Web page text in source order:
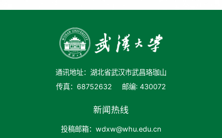
通讯地址：湖北省武汉市武昌珞珈山
传真：68752632
邮编: 430072
新闻热线
投稿邮箱：wdxw@whu.edu.cn